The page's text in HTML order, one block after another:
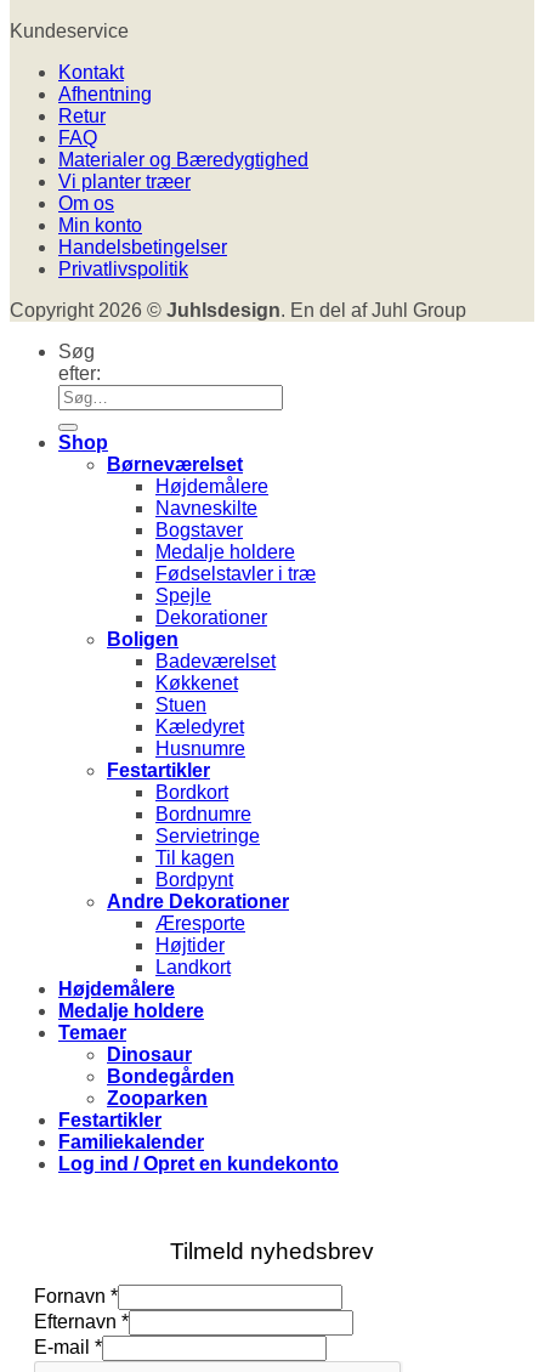
Kundeservice
Kontakt
Afhentning
Retur
FAQ
Materialer og Bæredygtighed
Vi planter træer
Om os
Min konto
Handelsbetingelser
Privatlivspolitik
Copyright 2026 © Juhlsdesign. En del af Juhl Group
Søg
efter:
Shop
Børneværelset
Højdemålere
Navneskilte
Bogstaver
Medalje holdere
Fødselstavler i træ
Spejle
Dekorationer
Boligen
Badeværelset
Køkkenet
Stuen
Kæledyret
Husnumre
Festartikler
Bordkort
Bordnumre
Servietringe
Til kagen
Bordpynt
Andre Dekorationer
Æresporte
Højtider
Landkort
Højdemålere
Medalje holdere
Temaer
Dinosaur
Bondegården
Zooparken
Festartikler
Familiekalender
Log ind / Opret en kundekonto
Tilmeld nyhedsbrev
Efternavn
Fornavn
E-
mail
Fornavn *
Efternavn *
E-mail *